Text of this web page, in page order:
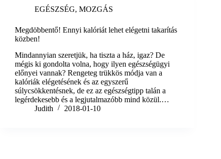
EGÉSZSÉG, MOZGÁS
Megdöbbentő! Ennyi kalóriát lehet elégetni takarítás
közben!
Mindannyian szeretjük, ha tiszta a ház, igaz? De
mégis ki gondolta volna, hogy ilyen egészségügyi
előnyei vannak? Rengeteg trükkös módja van a
kalóriák elégetésének és az egyszerű
súlycsökkentésnek, de ez az egészségtipp talán a
legérdekesebb és a legjutalmazóbb mind közül.…
Judith
2018-01-10